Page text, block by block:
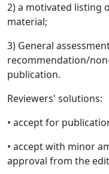
2) a motivated listing
material;
3) General
recommendation/
publication.
Reviewers' solutions:
• accept for
• accept with minor
approval from the